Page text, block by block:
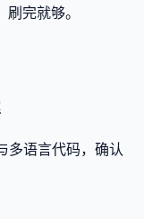
刷完就够。
多语言代码，确认